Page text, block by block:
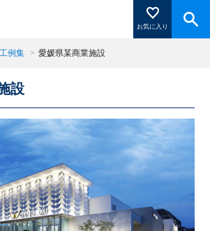
お気に入り
お気に入り登録」を押すと登録した
れます。
閉じる
例集 > 愛媛県某商業施設
設